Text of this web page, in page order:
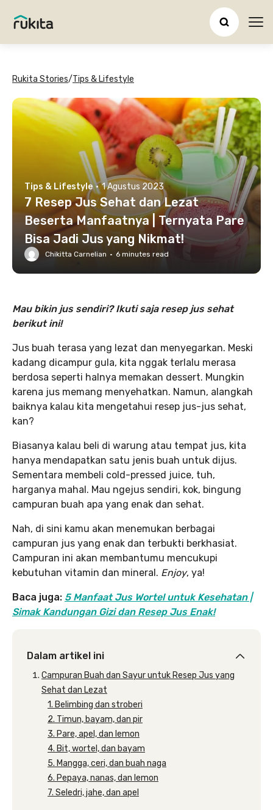
Rukita Stories/Tips & Lifestyle
Tips & Lifestyle · 1 Agustus 2023
7 Resep Jus Sehat dan Lezat
Beserta Manfaatnya | Ternyata Pare
Bisa Jadi Jus yang Nikmat!
Chikitta Carnelian · 6 minutes read
Mau bikin jus sendiri? Ikuti saja resep jus sehat
berikut ini!
Jus buah terasa yang lezat dan menyegarkan. Meski
kadang dicampur gula, kita nggak terlalu merasa
berdosa seperti halnya memakan dessert. Mungkin
karena jus memang menyehatkan. Namun, alangkah
baiknya kalau kita mengetahui resep jus-jus sehat,
kan?
Biasanya kalau beli di warung atau tempat jus, kita
hanya mendapatkan satu jenis buah untuk dijus.
Sementara membeli cold-pressed juice, tuh,
harganya mahal. Mau ngejus sendiri, kok, bingung
campuran buah apa yang enak dan sehat.
Nah, di sini kamu akan menemukan berbagai
campuran jus yang enak dan terbukti berkhasiat.
Campuran ini akan membantumu mencukupi
kebutuhan vitamin dan mineral. Enjoy, ya!
Baca juga: 5 Manfaat Jus Wortel untuk Kesehatan |
Simak Kandungan Gizi dan Resep Jus Enak!
Dalam artikel ini
Campuran Buah dan Sayur untuk Resep Jus yang
Sehat dan Lezat
1. Belimbing dan stroberi
2. Timun, bayam, dan pir
3. Pare, apel, dan lemon
4. Bit, wortel, dan bayam
5. Mangga, ceri, dan buah naga
6. Pepaya, nanas, dan lemon
7. Seledri, jahe, dan apel